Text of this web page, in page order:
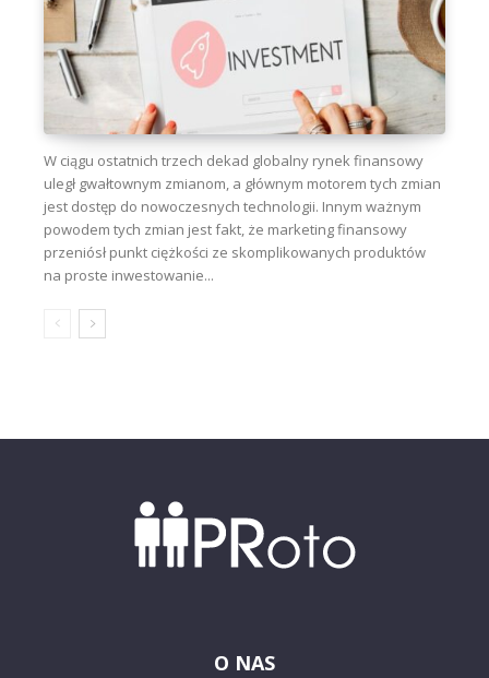
W ciągu ostatnich trzech dekad globalny rynek finansowy
uległ gwałtownym zmianom, a głównym motorem tych zmian
jest dostęp do nowoczesnych technologii. Innym ważnym
powodem tych zmian jest fakt, że marketing finansowy
przeniósł punkt ciężkości ze skomplikowanych produktów
na proste inwestowanie...
O NAS